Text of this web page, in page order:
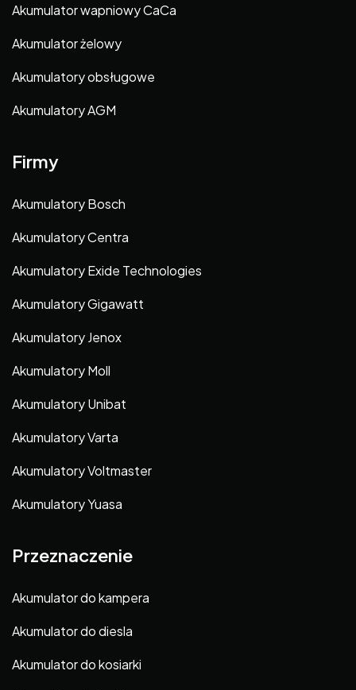
Akumulator wapniowy CaCa
Akumulator żelowy
Akumulatory obsługowe
Akumulatory AGM
Firmy
Akumulatory Bosch
Akumulatory Centra
Akumulatory Exide Technologies
Akumulatory Gigawatt
Akumulatory Jenox
Akumulatory Moll
Akumulatory Unibat
Akumulatory Varta
Akumulatory Voltmaster
Akumulatory Yuasa
Przeznaczenie
Akumulator do kampera
Akumulator do diesla
Akumulator do kosiarki